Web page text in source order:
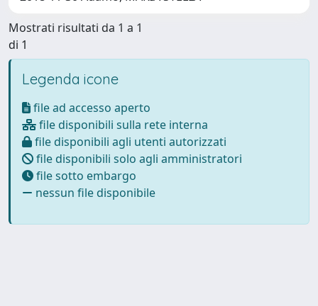
Mostrati risultati da 1 a 1
di 1
Legenda icone
file ad accesso aperto
file disponibili sulla rete interna
file disponibili agli utenti autorizzati
file disponibili solo agli amministratori
file sotto embargo
nessun file disponibile